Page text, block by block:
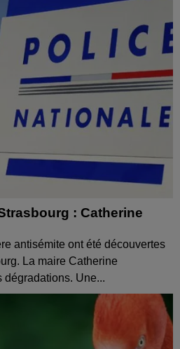
: Catherine
antisémite ont été découvertes
La maire Catherine
dégradations. Une...